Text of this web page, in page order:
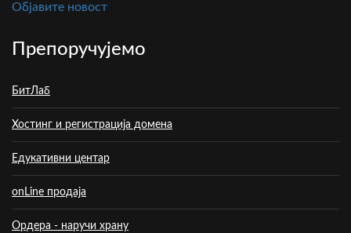
Oбјавите новост
Препоручујемо
БитЛаб
Хостинг и регистрација домена
Едукативни центар
onLine продаја
Ордера - наручи храну